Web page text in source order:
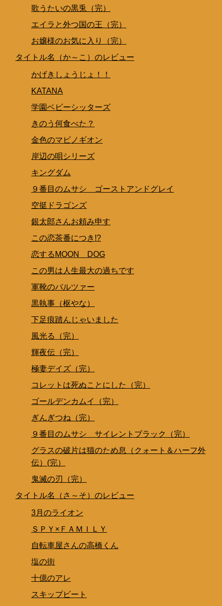
歌うたいの黒兎（完）
エイラと外つ国の王（完）
お嬢様のお気に入り（完）
タイトル名（か～こ）のレビュー
かげきしょうじょ！！
KATANA
学園ベビーシッターズ
きのう何食べた？
金色のマビノギオン
岸辺の唄シリーズ
キングダム
９番目のムサシ ゴーストアンドグレイ
空挺ドラゴンズ
銀太郎さんお頼み申す
この恋茶番につき!?
恋するMOON DOG
この男は人生最大の過ちです
軍靴のバルツァー
黒執事（枢やな）
下足痕踏んじゃいました
風光る（完）
輝夜伝（完）
極妻デイズ（完）
コレットは死ぬことにした（完）
ゴールデンカムイ（完）
ぎんぎつね（完）
９番目のムサシ サイレントブラック（完）
グラスの破片は猫のため息（クォート＆ハーフ外
伝）(完）
鬼滅の刃（完）
タイトル名（さ～そ）のレビュー
3月のライオン
ＳＰＹ×ＦＡＭＩＬＹ
自転車屋さんの高橋くん
塩の街
十億のアレ
スキップビート